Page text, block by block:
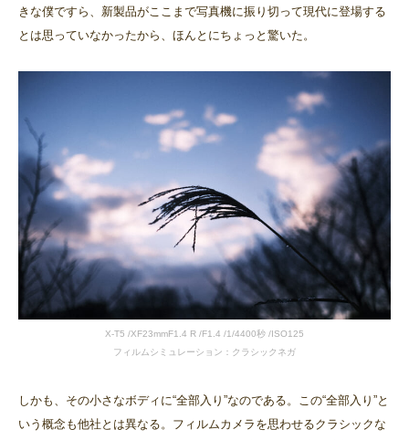
きな僕ですら、新製品がここまで写真機に振り切って現代に登場する
とは思っていなかったから、ほんとにちょっと驚いた。
X-T5 /XF23mmF1.4 R /F1.4 /1/4400秒 /ISO125
フィルムシミュレーション：クラシックネガ
しかも、その小さなボディに“全部入り”なのである。この“全部入り”と
いう概念も他社とは異なる。フィルムカメラを思わせるクラシックな